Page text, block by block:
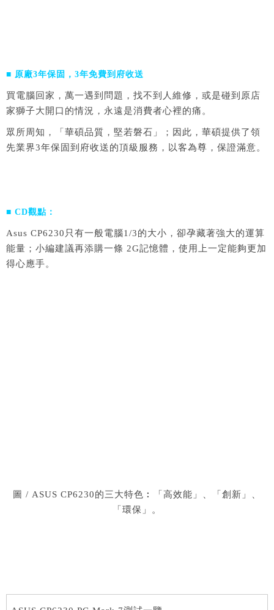
■ 原廠3年保固，3年免費到府收送
買電腦回家，萬一遇到問題，找不到人維修，或是碰到原店
家獅子大開口的情況，永遠是消費者心裡的痛。
眾所周知，「華碩品質，堅若磐石」；因此，華碩提供了領
先業界3年保固到府收送的頂級服務，以客為尊，保證滿意。
■ CD觀點：
Asus CP6230只有一般電腦1/3的大小，卻孕藏著強大的運算
能量；小編建議再添購一條 2G記憶體，使用上一定能夠更加
得心應手。
圖 / ASUS CP6230的三大特色︰「高效能」、「創新」、
「環保」。